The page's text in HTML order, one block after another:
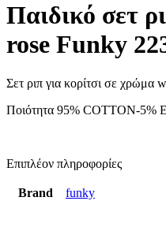
Παιδικό σετ
rose Funky
Σετ ριπ για κορίτσι σε
Ποιότητα 95% COTTON-5%
Επιπλέον πληροφορίες
Brand funky